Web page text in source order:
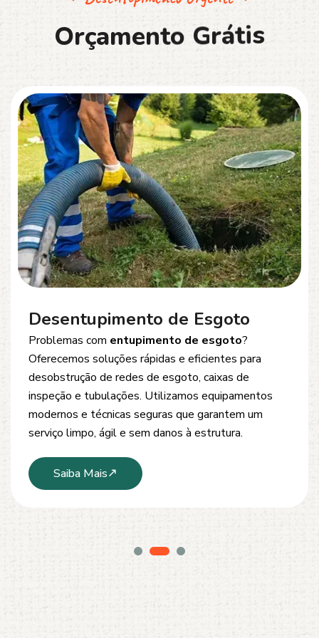
Orçamento Grátis
Desentupimento de Esgoto
Problemas com entupimento de esgoto?
Oferecemos soluções rápidas e eficientes para
desobstrução de redes de esgoto, caixas de
inspeção e tubulações. Utilizamos equipamentos
modernos e técnicas seguras que garantem um
serviço limpo, ágil e sem danos à estrutura.
Saiba Mais